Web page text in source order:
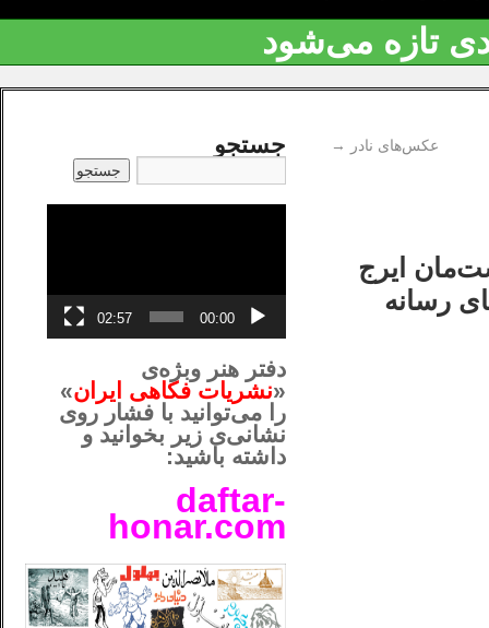
تازه می‌شود
عکس‌های نادر →
ایرج
رسانه
جستجو
00:00
02:57
دفتر هنر وبژه‌ی
«نشریات فکاهی ایران»
را می‌توانید با فشار روی
نشانی‌ی زیر بخوانید و
داشته باشید:
daftar-
honar.com